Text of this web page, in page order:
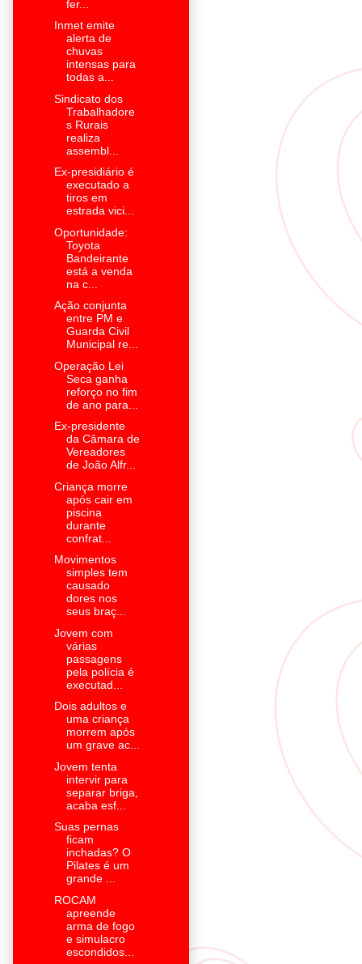
fer...
Inmet emite
alerta de
chuvas
intensas para
todas a...
Sindicato dos
Trabalhadore
s Rurais
realiza
assembl...
Ex-presidiário é
executado a
tiros em
estrada vici...
Oportunidade:
Toyota
Bandeirante
está a venda
na c...
Ação conjunta
entre PM e
Guarda Civil
Municipal re...
Operação Lei
Seca ganha
reforço no fim
de ano para...
Ex-presidente
da Câmara de
Vereadores
de João Alfr...
Criança morre
após cair em
piscina
durante
confrat...
Movimentos
simples tem
causado
dores nos
seus braç...
Jovem com
várias
passagens
pela polícia é
executad...
Dois adultos e
uma criança
morrem após
um grave ac...
Jovem tenta
intervir para
separar briga,
acaba esf...
Suas pernas
ficam
inchadas? O
Pilates é um
grande ...
ROCAM
apreende
arma de fogo
e simulacro
escondidos...